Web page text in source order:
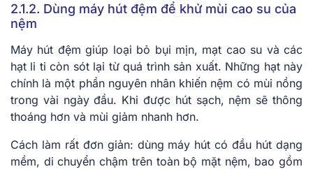
2.1.2. Dùng máy hút đệm để khử mùi cao su của
nệm
Máy hút đệm giúp loại bỏ bụi mịn, mạt cao su và các
hạt li ti còn sót lại từ quá trình sản xuất. Những hạt này
chính là một phần nguyên nhân khiến nệm có mùi nồng
trong vài ngày đầu. Khi được hút sạch, nệm sẽ thông
thoáng hơn và mùi giảm nhanh hơn.
Cách làm rất đơn giản: dùng máy hút có đầu hút dạng
mềm, di chuyển chậm trên toàn bộ mặt nệm, bao gồm